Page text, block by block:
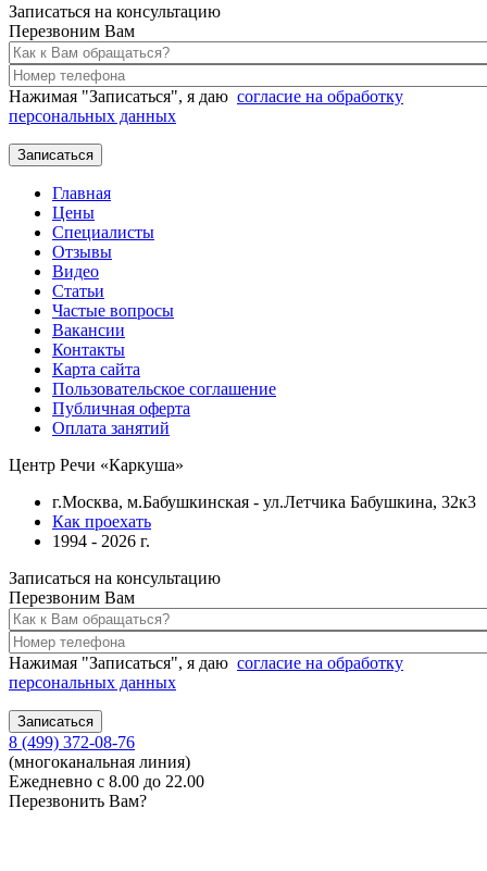
Записаться на консультацию
Перезвоним Вам
Нажимая "Записаться", я даю согласие на обработку
персональных данных
Главная
Цены
Специалисты
Отзывы
Видео
Статьи
Частые вопросы
Вакансии
Контакты
Карта сайта
Пользовательское соглашение
Публичная оферта
Оплата занятий
Центр Речи «Каркуша»
г.Москва, м.Бабушкинская - ул.Летчика Бабушкина, 32к3
Как проехать
1994 - 2026 г.
Записаться на консультацию
Перезвоним Вам
Нажимая "Записаться", я даю согласие на обработку
персональных данных
8 (499) 372-08-76
(многоканальная линия)
Ежедневно с 8.00 до 22.00
Перезвонить Вам?